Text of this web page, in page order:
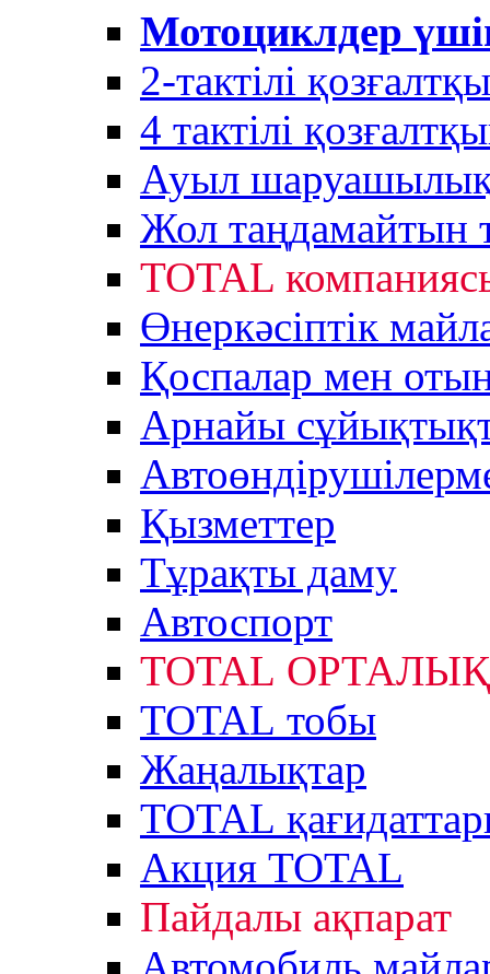
Мотоциклдер
2-тактілі
4 тактілі
Ауыл шаруашылық
Жол таңдамайтын
TOTAL
Өнеркәсіптік
Қоспалар мен
Арнайы
Қызметтер
Тұрақты даму
Автоспорт
TOTAL
TOTAL тобы
Жаңалықтар
TOTAL
Акция TOTAL
Пайдалы ақпарат